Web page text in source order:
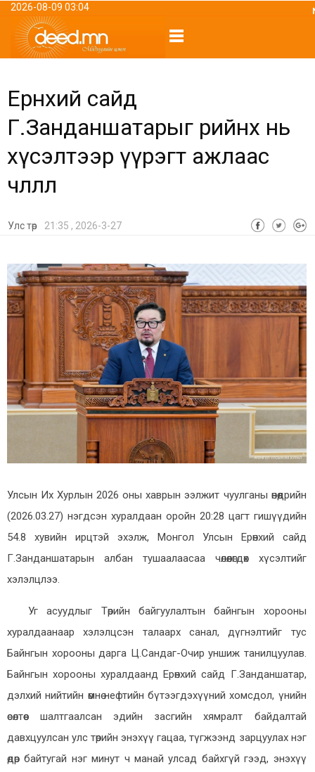
2026-08-09 03:04
Ерөнхий сайд
Г.Занданшатарыг өөрийнх нь
хүсэлтээр үүрэгт ажлаас
чөлөөллөө
Улс төр 21:35 , 2026-3-27
Улсын Их Хурлын 2026 оны хаврын ээлжит чуулганы өнөөдрийн
(2026.03.27) нэгдсэн хуралдаан оройн 20:28 цагт гишүүдийн
54.8 хувийн ирцтэй эхэлж, Монгол Улсын Ерөнхий сайд
Г.Занданшатарын албан тушаалаасаа чөлөөлөгдөх хүсэлтийг
хэлэлцлээ.
Уг асуудлыг Төрийн байгуулалтын байнгын хорооны
хуралдаанаар хэлэлцсэн талаарх санал, дүгнэлтийг тус
Байнгын хорооны дарга Ц.Сандаг-Очир уншиж танилцуулав.
Байнгын хорооны хуралдаанд Ерөнхий сайд Г.Занданшатар,
дэлхий нийтийн өмнө нефтийн бүтээгдэхүүний хомсдол, үнийн
өсөлтөөс шалтгаалсан эдийн засгийн хямралт байдалтай
давхцуулсан улс төрийн энэхүү гацаа, түгжээнд зарцуулах нэг
өдөр байтугай нэг минут ч манай улсад байхгүй гээд, энэхүү